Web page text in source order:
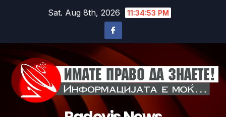
Sat. Aug 8th, 2026 11:34:56 PM